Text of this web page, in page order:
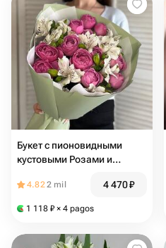
Букет с пионовидными
кустовыми Розами и
4.822 mil 4 470₽
1 118 ₽ × 4 pagos